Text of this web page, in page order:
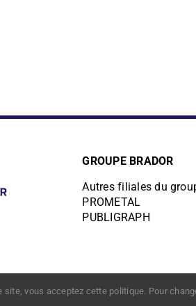
toute la France via
GROUPE BRADOR
Autres filiales du
PROMETAL
PUBLIGRAPH
vous acceptez cette politique. Pour